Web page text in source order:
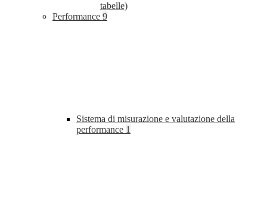
tabelle)
Performance 9
Sistema di misurazione e valutazione della
performance 1